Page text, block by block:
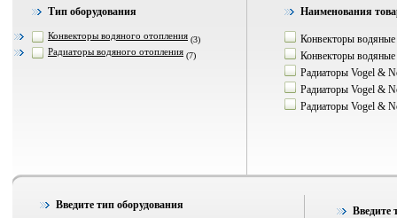
Тип оборудования
Конвекторы водяного отопления (3)
Радиаторы водяного отопления (7)
Наименования
Конвекторы
Конвекторы
Радиаторы Vogel &
Радиаторы Vogel &
Радиаторы Vogel &
Введите тип оборудования
Введите